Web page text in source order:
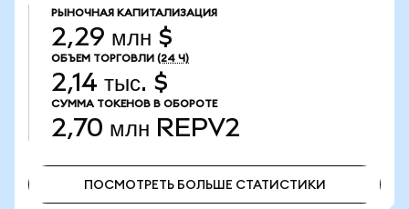
РЫНОЧНАЯ КАПИТАЛИЗАЦИЯ
2,29 млн $
ОБЪЕМ ТОРГОВЛИ (24 Ч)
2,14 тыс. $
СУММА ТОКЕНОВ В ОБОРОТЕ
2,70 млн REPV2
ПОСМОТРЕТЬ БОЛЬШЕ СТАТИСТИКИ